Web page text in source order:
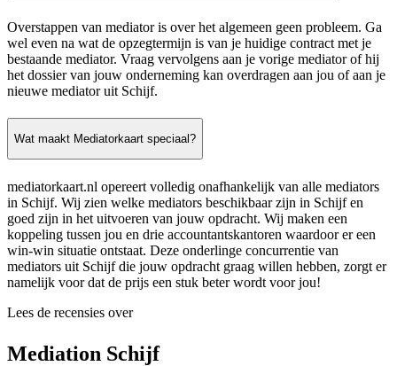
Overstappen van mediator is over het algemeen geen probleem. Ga
wel even na wat de opzegtermijn is van je huidige contract met je
bestaande mediator. Vraag vervolgens aan je vorige mediator of hij
het dossier van jouw onderneming kan overdragen aan jou of aan je
nieuwe mediator uit Schijf.
Wat maakt Mediatorkaart speciaal?
mediatorkaart.nl opereert volledig onafhankelijk van alle mediators
in Schijf. Wij zien welke mediators beschikbaar zijn in Schijf en
goed zijn in het uitvoeren van jouw opdracht. Wij maken een
koppeling tussen jou en drie accountantskantoren waardoor er een
win-win situatie ontstaat. Deze onderlinge concurrentie van
mediators uit Schijf die jouw opdracht graag willen hebben, zorgt er
namelijk voor dat de prijs een stuk beter wordt voor jou!
Lees de recensies over
Mediation Schijf